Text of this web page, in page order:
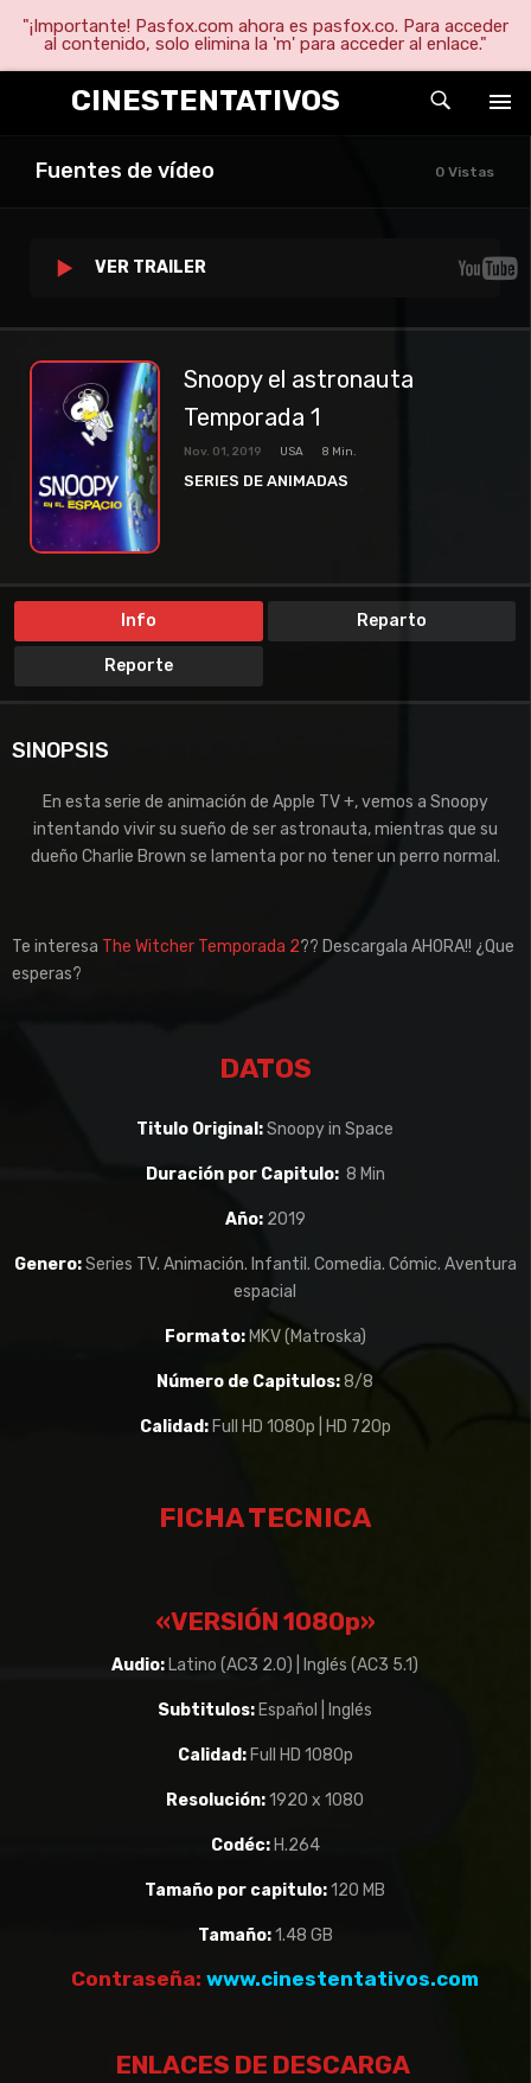
"¡Importante! Pasfox.com ahora es pasfox.co. Para acceder
al contenido, solo elimina la 'm' para acceder al enlace."
CINESTENTATIVOS
Fuentes de vídeo 0 Vistas
VER TRAILER
Snoopy el astronauta
Temporada 1
Nov. 01, 2019 USA 8 Min.
SERIES DE ANIMADAS
Info Reparto
Reporte
SINOPSIS
En esta serie de animación de Apple TV +, vemos a Snoopy
intentando vivir su sueño de ser astronauta, mientras que su
dueño Charlie Brown se lamenta por no tener un perro normal.
Te interesa The Witcher Temporada 2?? Descargala AHORA!! ¿Que
esperas?
DATOS
Titulo Original:Snoopy in Space
Duración por Capitulo: 8 Min
Año:2019
Genero:Series TV. Animación. Infantil. Comedia. Cómic. Aventura
espacial
Formato: MKV (Matroska)
Número de Capitulos:8/8
Calidad: Full HD 1080p | HD 720p
FICHA TECNICA
«VERSIÓN 1080p»
Audio: Latino (AC3 2.0) | Inglés (AC3 5.1)
Subtitulos: Español | Inglés
Calidad: Full HD 1080p
Resolución:1920 x 1080
Codéc: H.264
Tamaño por capitulo:120 MB
Tamaño:1.48 GB
Contraseña: www.cinestentativos.com
ENLACES DE DESCARGA